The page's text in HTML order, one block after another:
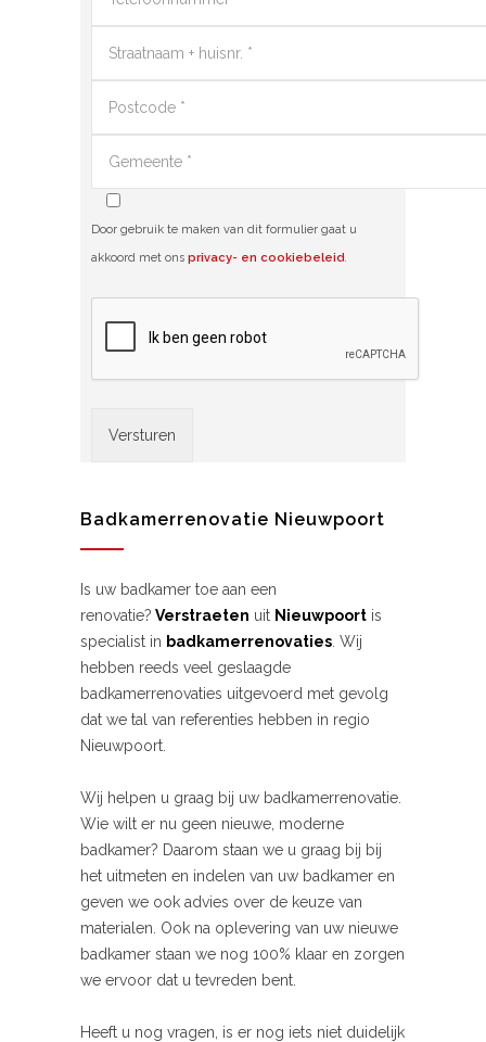
Door gebruik te maken van dit formulier gaat u
akkoord met ons privacy- en cookiebeleid.
Badkamerrenovatie Nieuwpoort
Is uw badkamer toe aan een
renovatie? Verstraeten uit Nieuwpoort is
specialist in badkamerrenovaties . Wij
hebben reeds veel geslaagde
badkamerrenovaties uitgevoerd met gevolg
dat we tal van referenties hebben in regio
Nieuwpoort.
Wij helpen u graag bij uw badkamerrenovatie.
Wie wilt er nu geen nieuwe, moderne
badkamer? Daarom staan we u graag bij bij
het uitmeten en indelen van uw badkamer en
geven we ook advies over de keuze van
materialen. Ook na oplevering van uw nieuwe
badkamer staan we nog 100% klaar en zorgen
we ervoor dat u tevreden bent.
Heeft u nog vragen, is er nog iets niet duidelijk